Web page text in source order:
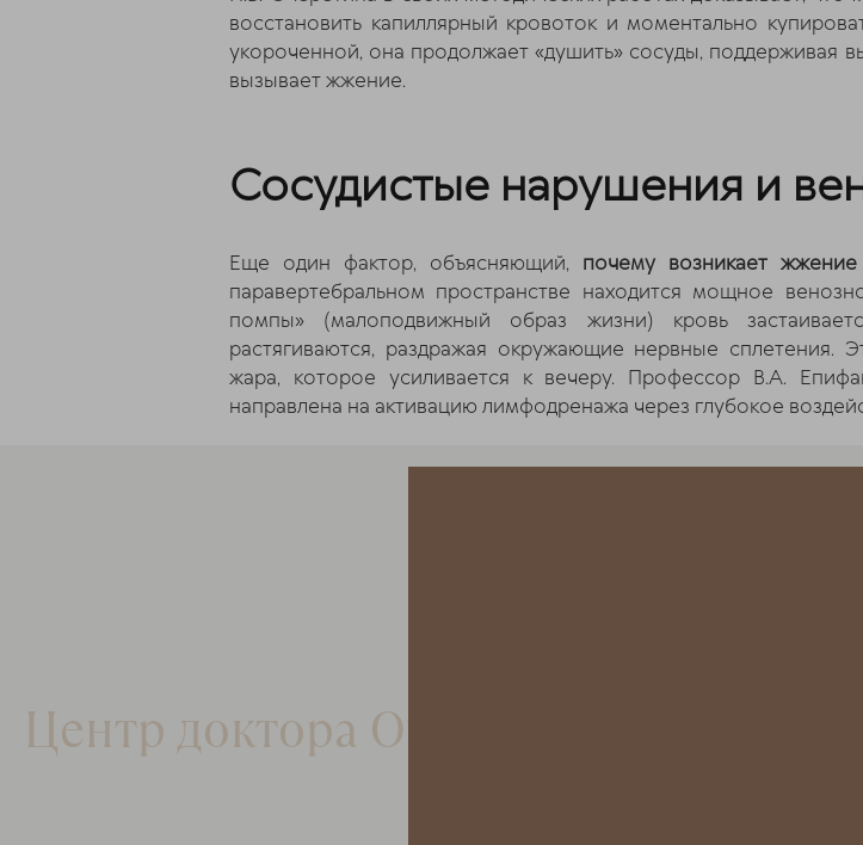
восстановить капиллярный кровоток и моментально
укороченной, она продолжает «душить» сосуды, поддерживая
вызывает жжение.
Сосудистые нарушения и
Еще один фактор, объясняющий, почему возникает
паравертебральном пространстве находится мощное
помпы» (малоподвижный образ жизни) кровь
растягиваются, раздражая окружающие нервные сплетения.
жара, которое усиливается к вечеру. Профессор В.А.
направлена на активацию лимфодренажа через глубокое
Центр доктора Очеретиной